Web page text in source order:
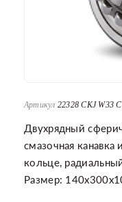
Артикул 22328 CKJ W33
Двухрядный
смазочная
кольце,
Размер: